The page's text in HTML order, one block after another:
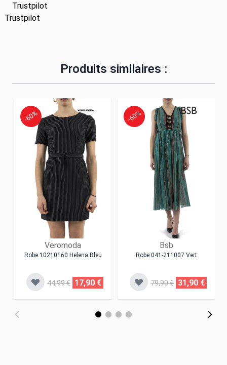
Trustpilot
Trustpilot
Produits similaires :
Veromoda
Robe 10210160 Helena Bleu
-60%
44,99 € 17,90 €
Bsb
Robe 041-211007 Vert
-60%
79,90 € 31,90 €